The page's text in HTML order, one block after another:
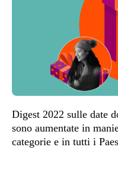
Digest 2022 sulle date
sono aumentate in
categorie e in tutti i